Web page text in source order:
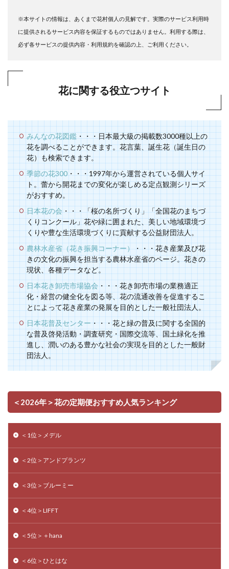
※本サイトの情報は、あくまで花村個人の見解です。実際のサービス利用時
に提供されるサービス内容を保証するものではありません。利用する際は、
必ず各サービスの提供内容・利用規約を確認の上、ご利用ください。
花に関する役立つサイト
みんなの花図鑑 ・・・日本最大級の掲載数3000種以上の
花を調べることができます。花言葉、誕生花（誕生日の
花）も検索できます。
季節の花300・・・1997年から運営されている個人サイ
ト。蕾から開花までの変化が楽しめる定点観測シリーズ
がおすすめ。
日本花の会・・・「桜の名所づくり」「全国花のまちづ
くりコンクール」花や緑に囲まれた、美しい地域環境づ
くりや豊な生活環境づくりに貢献する公益財団法人。
農林水産省（花き振興コーナー）・・・花き産業及び花
きの文化の振興を担当する農林水産省のページ。花きの
現状、各種データなど。
日本花き卸売市場協会・・・花き卸売市場の業務適正
化・経営の健全化を図る等、花の流通改善を促進するこ
とによって花き産業の発展を目的とした一般社団法人。
日本花普及センター・・・花と緑の普及に関する全国的
な普及啓発活動・調査研究・国際交流等、国土緑化を推
進し、潤いのある豊かな社会の実現を目的とした一般財
団法人。
＜2026年＞花の定期便おすすめ人気ランキング
＜1位＞メデル
＜2位＞アンドプランツ
＜3位＞ブルーミー
＜4位＞LIFFT
＜5位＞＋hana
＜6位＞ひとはな